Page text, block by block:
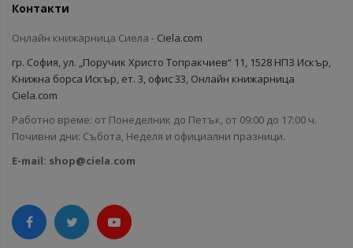
Контакти
Онлайн книжарница Сиела - Ciela.com
гр. София, ул. „Поручик Христо Топракчиев“ 11, 1528 НПЗ Искър,
Книжна борса Искър, ет. 3, офис 33, Онлайн книжарница
Ciela.com
Работно време: от Понеделник до Петък, от 09:00 до 17:00 ч.
Почивни дни: Събота, Неделя и официални празници.
E-mail: shop@ciela.com